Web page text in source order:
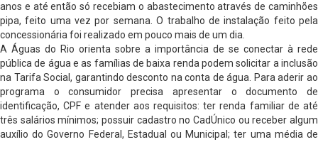
anos e até então só recebiam o abastecimento através de caminhões
pipa, feito uma vez por semana. O trabalho de instalação feito pela
concessionária foi realizado em pouco mais de um dia.
A Águas do Rio orienta sobre a importância de se conectar à rede
pública de água e as famílias de baixa renda podem solicitar a inclusão
na Tarifa Social, garantindo desconto na conta de água. Para aderir ao
programa o consumidor precisa apresentar o documento de
identificação, CPF e atender aos requisitos: ter renda familiar de até
três salários mínimos; possuir cadastro no CadÚnico ou receber algum
auxílio do Governo Federal, Estadual ou Municipal; ter uma média de